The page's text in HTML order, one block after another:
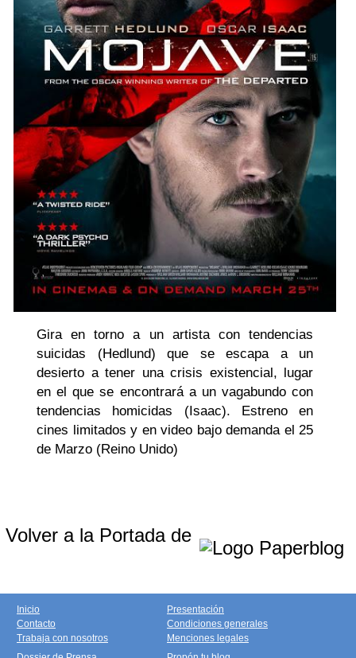
Gira en torno a un artista con tendencias
suicidas (Hedlund) que se escapa a un
desierto a tener una crisis existencial, lugar
en el que se encontrará a un vagabundo con
tendencias homicidas (Isaac). Estreno en
cines limitados y en video bajo demanda el 25
de Marzo (Reino Unido)
Volver a la Portada de
Inicio
Contacto
Trabaja con nosotros
Presentación
Condiciones generales
Menciones legales